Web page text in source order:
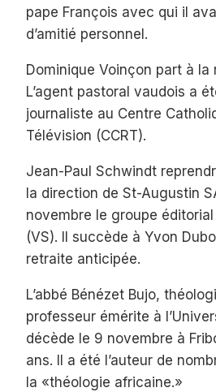
pape François avec qui il
d’amitié personnel.
Dominique Voinçon part à la
L’agent pastoral vaudois a
journaliste au Centre
Télévision (CCRT).
Jean-Paul Schwindt
la direction de St-Augustin
novembre le groupe
(VS). Il succède à Yvon
retraite anticipée.
L’abbé Bénézet Bujo,
professeur émérite à
décède le 9 novembre à
ans. Il a été l’auteur de
la «théologie africaine.»